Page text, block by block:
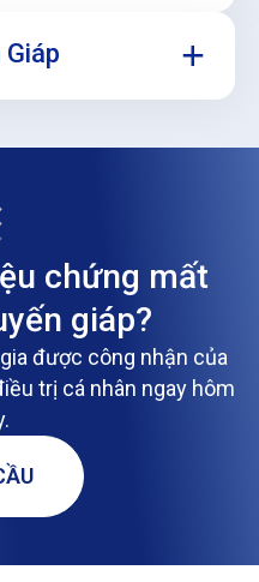
lượng khi cần thiết.
chứng mất
giáp?
được công nhận của
trị cá nhân ngay hôm